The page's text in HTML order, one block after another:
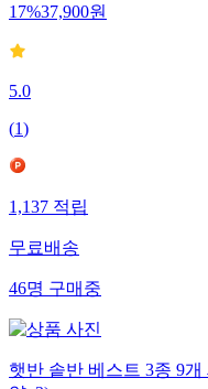
17%37,900원
5.0
(1)
1,137적립
무료배송
46명구매중
햇반 솥반 베스트 3종 9